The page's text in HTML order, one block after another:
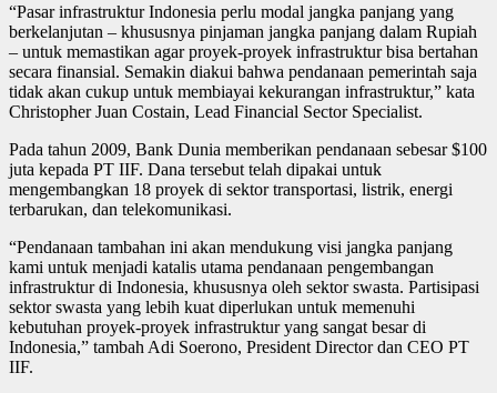
“Pasar infrastruktur Indonesia perlu modal jangka panjang yang
berkelanjutan – khususnya pinjaman jangka panjang dalam Rupiah
– untuk memastikan agar proyek-proyek infrastruktur bisa bertahan
secara finansial. Semakin diakui bahwa pendanaan pemerintah saja
tidak akan cukup untuk membiayai kekurangan infrastruktur,” kata
Christopher Juan Costain, Lead Financial Sector Specialist.
Pada tahun 2009, Bank Dunia memberikan pendanaan sebesar $100
juta kepada PT IIF. Dana tersebut telah dipakai untuk
mengembangkan 18 proyek di sektor transportasi, listrik, energi
terbarukan, dan telekomunikasi.
“Pendanaan tambahan ini akan mendukung visi jangka panjang
kami untuk menjadi katalis utama pendanaan pengembangan
infrastruktur di Indonesia, khususnya oleh sektor swasta. Partisipasi
sektor swasta yang lebih kuat diperlukan untuk memenuhi
kebutuhan proyek-proyek infrastruktur yang sangat besar di
Indonesia,” tambah Adi Soerono, President Director dan CEO PT
IIF.